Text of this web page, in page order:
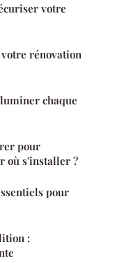
votre
rénovation
chaque
pour
où s'installer ?
pour
: